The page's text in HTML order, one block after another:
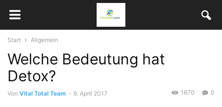
Start Allgemein
Welche Bedeutung hat
Detox?
Von Vital Total Team - 9. April 2017 0
1670